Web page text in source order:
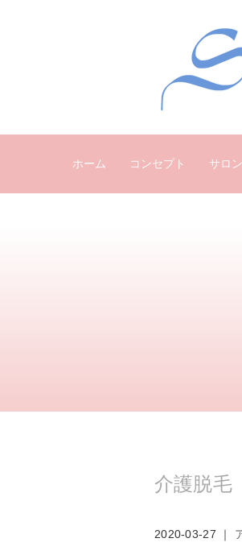
ホーム コンセプト サロ
介護脱毛
2020-03-27 ｜